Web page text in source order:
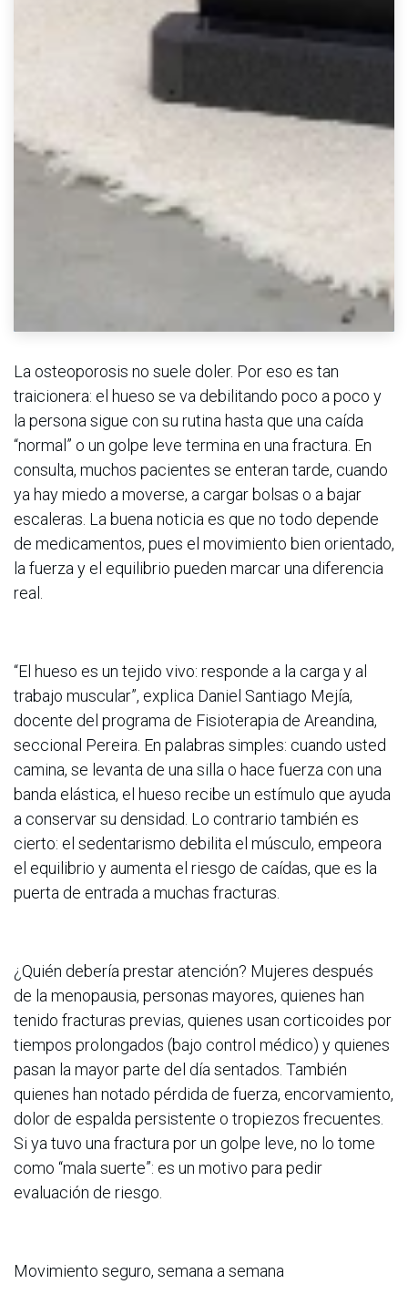
La osteoporosis no suele doler. Por eso es tan
traicionera: el hueso se va debilitando poco a poco y
la persona sigue con su rutina hasta que una caída
“normal” o un golpe leve termina en una fractura. En
consulta, muchos pacientes se enteran tarde, cuando
ya hay miedo a moverse, a cargar bolsas o a bajar
escaleras. La buena noticia es que no todo depende
de medicamentos, pues el movimiento bien orientado,
la fuerza y el equilibrio pueden marcar una diferencia
real.
“El hueso es un tejido vivo: responde a la carga y al
trabajo muscular”, explica Daniel Santiago Mejía,
docente del programa de Fisioterapia de Areandina,
seccional Pereira. En palabras simples: cuando usted
camina, se levanta de una silla o hace fuerza con una
banda elástica, el hueso recibe un estímulo que ayuda
a conservar su densidad. Lo contrario también es
cierto: el sedentarismo debilita el músculo, empeora
el equilibrio y aumenta el riesgo de caídas, que es la
puerta de entrada a muchas fracturas.
¿Quién debería prestar atención? Mujeres después
de la menopausia, personas mayores, quienes han
tenido fracturas previas, quienes usan corticoides por
tiempos prolongados (bajo control médico) y quienes
pasan la mayor parte del día sentados. También
quienes han notado pérdida de fuerza, encorvamiento,
dolor de espalda persistente o tropiezos frecuentes.
Si ya tuvo una fractura por un golpe leve, no lo tome
como “mala suerte”: es un motivo para pedir
evaluación de riesgo.
Movimiento seguro, semana a semana